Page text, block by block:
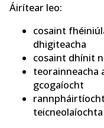
Áirítear leo:
cosaint
dhigiteacha
cosaint dhínit
teorainneacha
gcogaíocht
teicneolaíochta